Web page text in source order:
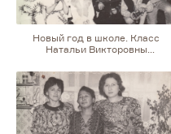
Новый год в школе. Класс
Натальи Викторовны
сын Валентины Ивановны
Селякиной Андрей Власов